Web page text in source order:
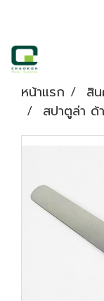
หน้าแรก สิ
สปาตูล่า